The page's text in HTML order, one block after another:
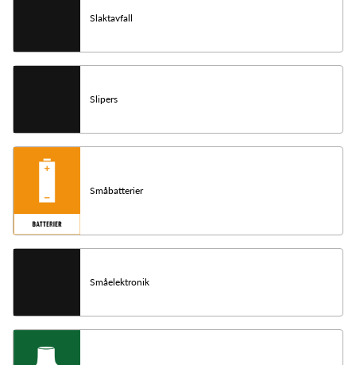
Slaktavfall
Slipers
Småbatterier
Småelektronik